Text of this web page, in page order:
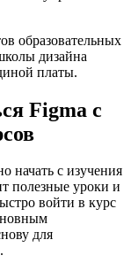
образовательных
дизайна
платы.
Figma с
начать с изучения
полезные уроки и
войти в курс
для